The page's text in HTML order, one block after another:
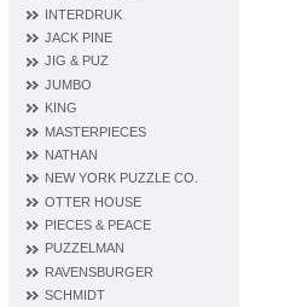
INTERDRUK
JACK PINE
JIG & PUZ
JUMBO
KING
MASTERPIECES
NATHAN
NEW YORK PUZZLE CO.
OTTER HOUSE
PIECES & PEACE
PUZZELMAN
RAVENSBURGER
SCHMIDT